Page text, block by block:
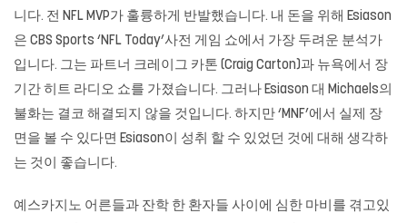
니다. 전 NFL MVP가 훌륭하게 반발했습니다. 내 돈을 위해 Esiason
은 CBS Sports ‘NFL Today’사전 게임 쇼에서 가장 두려운 분석가
입니다. 그는 파트너 크레이그 카톤 (Craig Carton)과 뉴욕에서 장
기간 히트 라디오 쇼를 가졌습니다. 그러나 Esiason 대 Michaels의
불화는 결코 해결되지 않을 것입니다. 하지만 ‘MNF’에서 실제 장
면을 볼 수 있다면 Esiason이 성취 할 수 있었던 것에 대해 생각하
는 것이 좋습니다.
예스카지노 어른들과 잔학 한 환자들 사이에 심한 마비를 겪고있